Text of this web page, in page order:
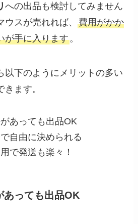
への出品も検討してみません
スが売れれば、費用がかか
が手に入ります。
以下のようにメリットの多い
ます。
あっても出品OK
自由に決められる
で発送も楽々！
あっても出品OK